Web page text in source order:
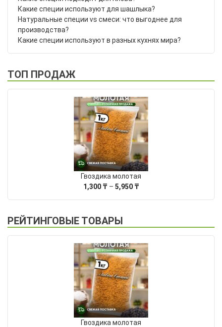
Какие специи используют для шашлыка?
Натуральные специи vs смеси: что выгоднее для
производства?
Какие специи используют в разных кухнях мира?
ТОП ПРОДАЖ
Гвоздика молотая
1,300 ₸ – 5,950 ₸Диапазон
5,950 ₸
РЕЙТИНГОВЫЕ ТОВАРЫ
Гвоздика молотая